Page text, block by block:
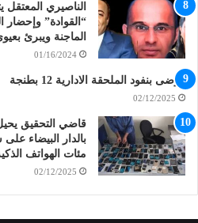
الناصيري المعتقل
“القوادة” وإحضار
الماجنة ويبرئ
01/16/2024
فوضى بنفود الملحقة الادارية 12 بطنجة
02/12/2025
بالدار البيضاء
مئات الهواتف
02/12/2025